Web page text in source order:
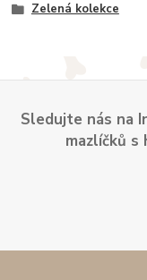
Zelená kolekce
Sledujte nás na
mazlíčků s